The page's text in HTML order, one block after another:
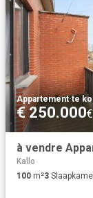
Appartement·te
€ 250.000
à vendre
Kallo
100 m²3